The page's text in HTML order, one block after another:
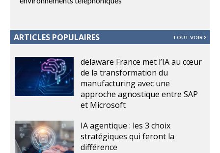
ARTICLES POPULAIRES TOUT VOIR
delaware France met l’IA au cœur
de la transformation du
manufacturing avec une
approche agnostique entre SAP
et Microsoft
IA agentique : les 3 choix
stratégiques qui feront la
différence